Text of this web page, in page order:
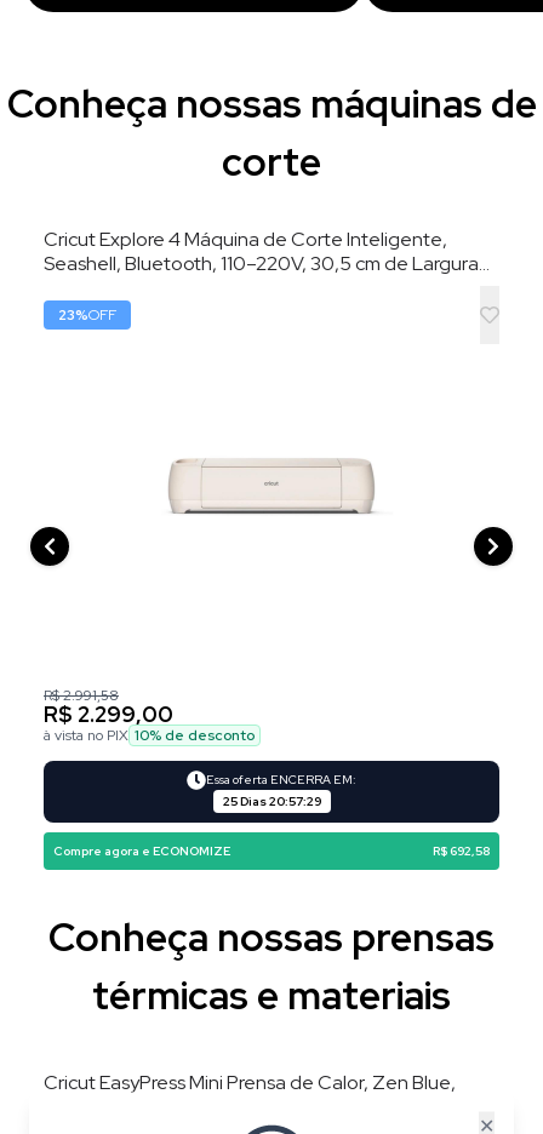
✕
Conheça nossas máquinas de
corte
Cricut Explore 4 Máquina de Corte Inteligente,
Seashell, Bluetooth, 110–220V, 30,5 cm de Largura
23%OFF
R$ 2.991,58
R$ 2.299,00
à vista no PIX 10% de desconto
Essa oferta ENCERRA EM:
25 Dias20:57:29
Compre agora e ECONOMIZE R$ 692,58
Conheça nossas prensas
térmicas e materiais
Cricut EasyPress Mini Prensa de Calor, Zen Blue,